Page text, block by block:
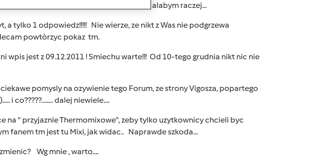
albo brak zainteresowania, powiedzialabym raczej...
a tylko 1 odpowiedz!!!!! Nie wierze, ze nikt z Was nie podgrzewa
powtòrzyc pokaz tm.
wpis jest z 09.12.2011 ! Smiechu warte!!! Od 10-tego grudnia nikt nic nie
pomysly na ozywienie tego Forum, ze strony Vigosza, popartego
i co?????........ dalej niewiele....
na " przyjaznie Thermomixowe", zeby tylko uzytkownicy chcieli byc
fanem tm jest tu Mixi, jak widac.. Naprawde szkoda...
Wg mnie , warto....